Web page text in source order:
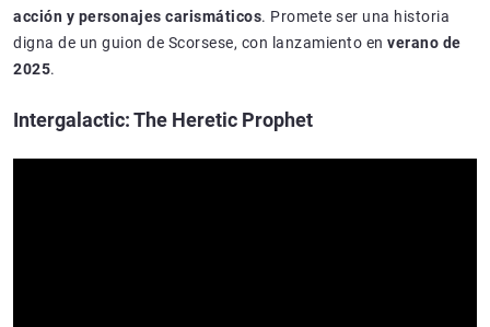
acción y personajes carismáticos. Promete ser una historia
digna de un guion de Scorsese, con lanzamiento en verano de
2025.
Intergalactic: The Heretic Prophet